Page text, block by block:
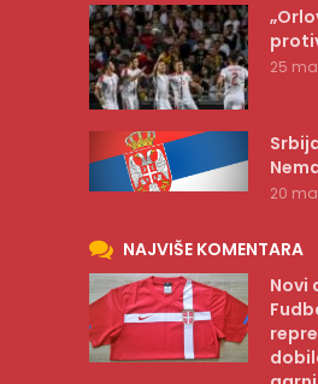
25
20
NAJVIŠE KOMENTARA
Novi